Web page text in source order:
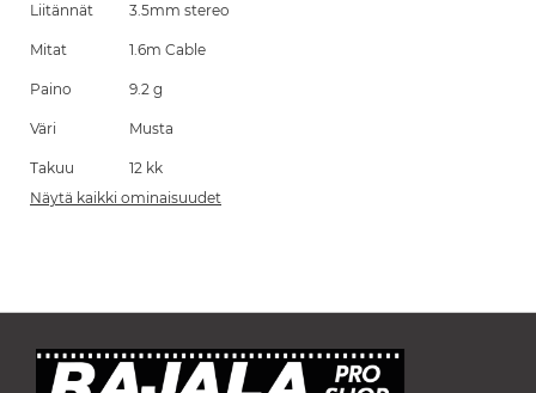
Liitännät 3.5mm stereo
Mitat 1.6m Cable
Paino 9.2 g
Väri Musta
Takuu
12 kk
Näytä kaikki ominaisuudet